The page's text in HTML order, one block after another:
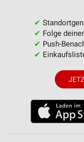
✔
✔ Folge
✔ Push-
✔